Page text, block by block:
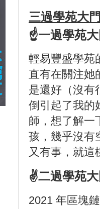
三過學苑大
☝一過學苑
輕易豐盛學苑
直有在關注她
是還好（沒有
倒引起了我的
師，想了解一
孩，幾乎沒有
又有事，就這
✌二過學苑
2021 年區塊